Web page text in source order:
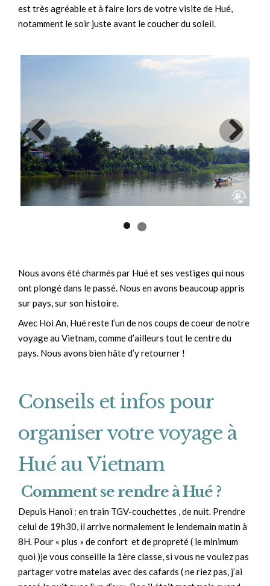
est très agréable et à faire lors de votre visite de Hué,
notamment le soir juste avant le coucher du soleil.
Previ
ous
Next
Nous avons été charmés par Hué et ses vestiges qui nous
ont plongé dans le passé. Nous en avons beaucoup appris
sur pays, sur son histoire.
Avec Hoi An, Hué reste l’un de nos coups de coeur de notre
voyage au Vietnam, comme d’ailleurs tout le centre du
pays. Nous avons bien hâte d’y retourner !
Conseils et infos pour
organiser votre voyage à
Hué au Vietnam
Comment se rendre à Hué ?
Depuis Hanoï : en train TGV-couchettes , de nuit. Prendre
celui de 19h30, il arrive normalement le lendemain matin à
8H. Pour « plus » de confort et de propreté ( le minimum
quoi )je vous conseille la 1ère classe, si vous ne voulez pas
partager votre matelas avec des cafards ( ne riez pas, j’ai